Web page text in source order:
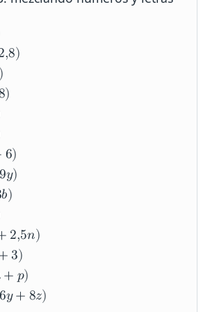
,8)
)
8)
6)
9𝑦)
𝑏)
2,5𝑛)
3)
+𝑝)
6𝑦+ 8𝑧)